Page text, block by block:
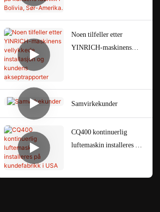
Noen tilfeller etter
YINRICH-maskinens
Samvirkekunder
CQ400 kontinuerlig
luftemaskin installeres på